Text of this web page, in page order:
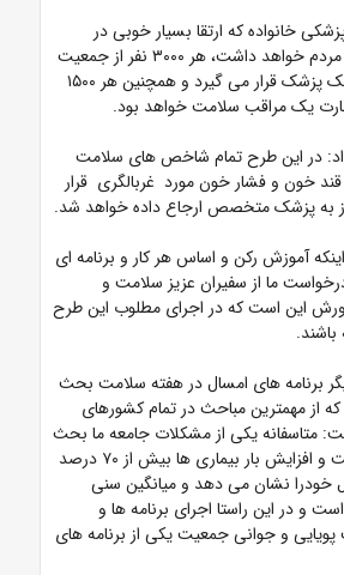
خانواده که ارتقا بسیار خوبی در
شاخص های سلامت مردم خواهد داشت، هر ۳۰۰۰ نفر از جمعیت
شهری تحت نظارت یک پزشک قرار می گیرد و همچنین هر ۱۵۰۰
یک مراقب سلامت خواهد بود.
در این طرح تمام شاخص های سلامت
خون و فشار خون مورد غربالگری قرار
به پزشک متخصص ارجاع داده خواهد شد.
آموزش رکن و اساس هر کار و برنامه ای
ما از سفیران عزیز سلامت و
این است که در اجرای مطلوب این طرح
باشند.
برنامه های امسال در هفته سلامت بحث
از مهمترین مباحث در تمام کشورهای
متاسفانه یکی از مشکلات جامعه ما بحث
پیر شدن جمعیت است و افزایش بار بیماری ها بیش از ۷۰ درصد
بالای ۷۰ سال خودرا نشان می دهد و میانگین سنی
و در این راستا اجرای برنامه ها و
پویایی و جوانی جمعیت یکی از برنامه های